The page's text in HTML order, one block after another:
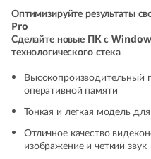
Оптимизируйте результаты
Pro
Сделайте новые ПК с
технологического стека
Высокопроизводительный
оперативной памяти
Тонкая и легкая модель
Отличное качество
изображение и четкий звук